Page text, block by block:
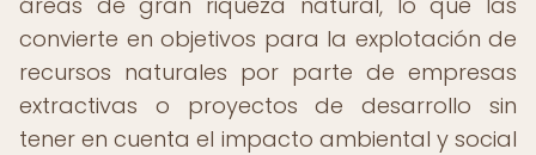
convierte en objetivos para la explotación de
recursos naturales por parte de empresas
extractivas o proyectos de desarrollo sin
tener en cuenta el impacto ambiental y social